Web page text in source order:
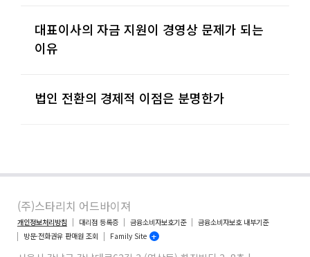
대표이사의 자금 지원이 경영상 문제가 되는
이유
법인 전환의 경제적 이점은 분명한가
(주)스타리치 어드바이져
개인정보처리방침 대리점 등록증 금융소비자보호기준
금융소비자보호 내부기준
방문·전화권유 판매원 조회
Family Site